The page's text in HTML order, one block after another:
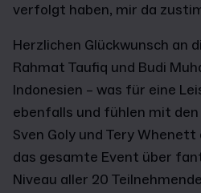
verfolgt haben, mir da
Herzlichen Glückwunsch an
Rahmat Taufiq und Budi
Indonesien – was für eine
ebenfalls und fühlen mit
Sven Goly und Tery
das gesamte Event über
Niveau aller 20